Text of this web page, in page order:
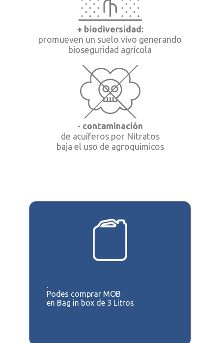
+ biodiversidad:
promueven un suelo vivo generando
bioseguridad agrícola
- contaminación
de acuíferos por Nitratos
baja el uso de agroquímicos
.
Podes comprar MOB
en Bag in box de 3 Litros